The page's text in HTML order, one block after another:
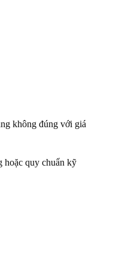
không đúng với giá
hoặc quy chuẩn kỹ